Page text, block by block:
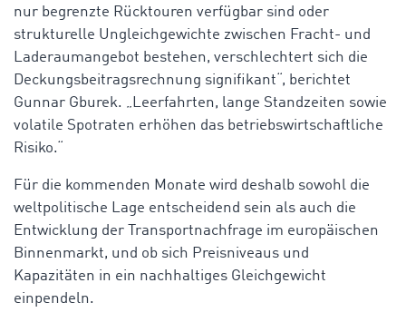
nur begrenzte Rücktouren verfügbar sind oder
strukturelle Ungleichgewichte zwischen Fracht- und
Laderaumangebot bestehen, verschlechtert sich die
Deckungsbeitragsrechnung signifikant“, berichtet
Gunnar Gburek. „Leerfahrten, lange Standzeiten sowie
volatile Spotraten erhöhen das betriebswirtschaftliche
Risiko.“
Für die kommenden Monate wird deshalb sowohl die
weltpolitische Lage entscheidend sein als auch die
Entwicklung der Transportnachfrage im europäischen
Binnenmarkt, und ob sich Preisniveaus und
Kapazitäten in ein nachhaltiges Gleichgewicht
einpendeln.